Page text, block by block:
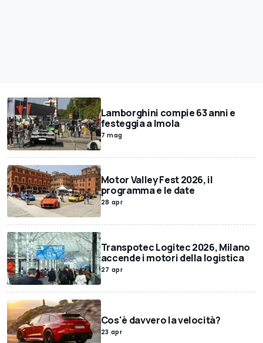
Lamborghini compie 63 anni e
festeggia a Imola
7 mag
Motor Valley Fest 2026, il
programma e le date
28 apr
Transpotec Logitec 2026, Milano
accende i motori della logistica
27 apr
Cos'è davvero la velocità?
23 apr